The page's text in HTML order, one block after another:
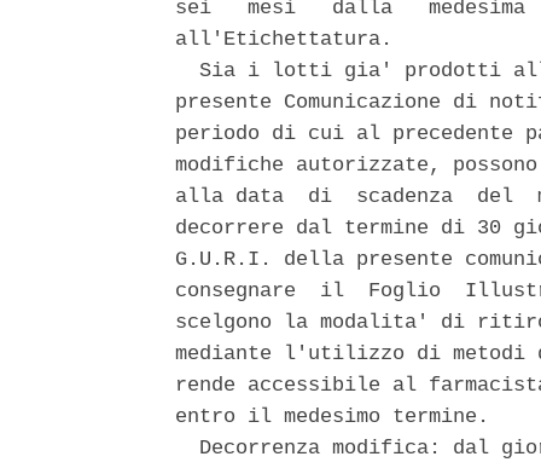
sei   mesi   dalla
all'Etichettatura.
Sia i lotti gia' prodotti
presente Comunicazione di
periodo di cui al precedente
modifiche autorizzate,
alla data  di  scadenza  del
decorrere dal termine di 30
G.U.R.I. della presente
consegnare  il  Foglio
scelgono la modalita' di
mediante l'utilizzo di
rende accessibile al
entro il medesimo termine.
Decorrenza modifica: dal